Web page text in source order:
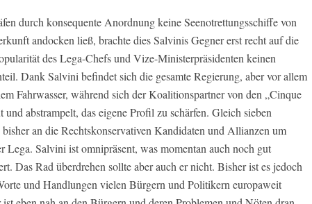
durch konsequente Anordnung keine Seenotrettungsschiffe von
andocken ließ, brachte dies Salvinis Gegner erst recht auf die
des Lega-Chefs und Vize-Ministerpräsidenten keinen
Dank Salvini befindet sich die gesamte Regierung, aber vor allem
Fahrwasser, während sich der Koalitionspartner von den „Cinque
und abstrampelt, das eigene Profil zu schärfen. Gleich sieben
an die Rechtskonservativen Kandidaten und Allianzen um
Lega. Salvini ist omnipräsent, was momentan auch noch gut
Das Rad überdrehen sollte aber auch er nicht. Bisher ist es jedoch
und Handlungen vielen Bürgern und Politikern europaweit